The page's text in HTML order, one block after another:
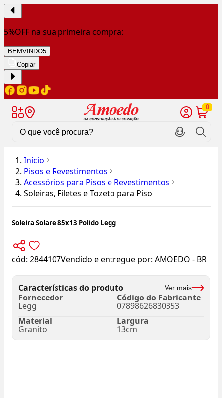
5%OFF na sua primeira compra:
BEMVINDO5
Copiar
0
Início
Pisos e Revestimentos
Acessórios para Pisos e Revestimentos
Soleiras, Filetes e Tozeto para Piso
Soleira Solare 85x13 Polido Legg
cód: 2844107Vendido e entregue por: AMOEDO - BR
Características do produto Ver mais
Fornecedor
Legg
Código do Fabricante
07898626830353
Material
Granito
Largura
13cm